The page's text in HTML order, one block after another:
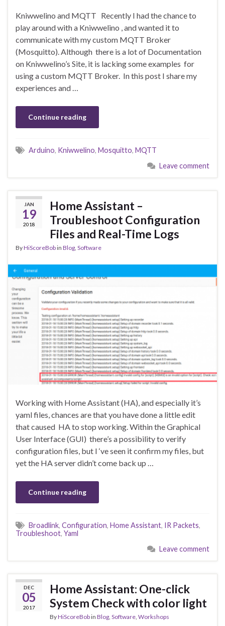
Kniwwelino and MQTT Recently I had the chance to
play around with a Kniwwelino , and wanted it to
communicate with my custom MQTT Broker
(Mosquitto). Although there is a lot of Documentation
on Kniwwelino’s Site, it is lacking some examples for
using a custom MQTT Broker. In this post I share my
experiences and …
Continue reading
Arduino, Kniwwelino, Mosquitto, MQTT
Leave comment
JAN
19
2018
Home Assistant –
Troubleshoot Configuration
Files and Real-Time Logs
ByHiScoreBobin Blog, Software
Working with Home Assistant (HA), and especially it’s
yaml files, chances are that you have done a little edit
that caused HA to stop working. Within the Graphical
User Interface (GUI) there’s a possibility to verify
configuration files, but I ‘ve seen it confirm my files, but
yet the HA server didn’t come back up …
Continue reading
Broadlink, Configuration, Home Assistant, IR Packets,
Troubleshoot, Yaml
Leave comment
DEC
05
2017
Home Assistant: One-click
System Check with color light
ByHiScoreBobin Blog Software Workshops